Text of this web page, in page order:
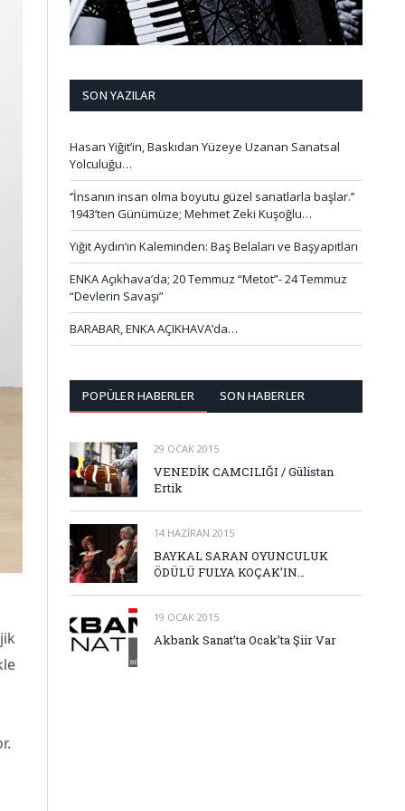
SON YAZILAR
Hasan Yiğit’in, Baskıdan Yüzeye Uzanan Sanatsal
Yolculuğu…
‘’İnsanın insan olma boyutu güzel sanatlarla başlar.’’
1943’ten Günümüze; Mehmet Zeki Kuşoğlu…
Yiğit Aydın’ın Kaleminden: Baş Belaları ve Başyapıtları
ENKA Açıkhava’da; 20 Temmuz “Metot”- 24 Temmuz
“Devlerin Savaşı”
BARABAR, ENKA AÇIKHAVA’da…
POPÜLER HABERLER SON HABERLER
29 OCAK 2015
VENEDİK CAMCILIĞI / Gülistan
Ertik
14 HAZIRAN 2015
BAYKAL SARAN OYUNCULUK
ÖDÜLÜ FULYA KOÇAK’IN…
19 OCAK 2015
Akbank Sanat’ta Ocak’ta Şiir Var